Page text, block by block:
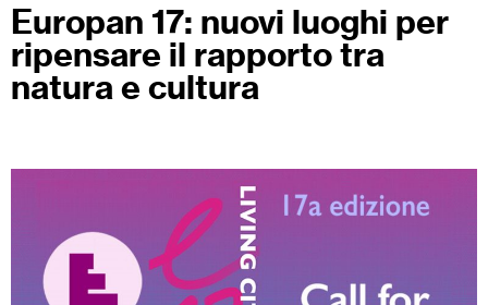
Europan 17: nuovi luoghi per
ripensare il rapporto tra
natura e cultura